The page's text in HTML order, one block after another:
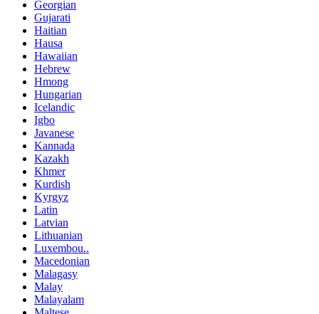
Georgian
Gujarati
Haitian
Hausa
Hawaiian
Hebrew
Hmong
Hungarian
Icelandic
Igbo
Javanese
Kannada
Kazakh
Khmer
Kurdish
Kyrgyz
Latin
Latvian
Lithuanian
Luxembou..
Macedonian
Malagasy
Malay
Malayalam